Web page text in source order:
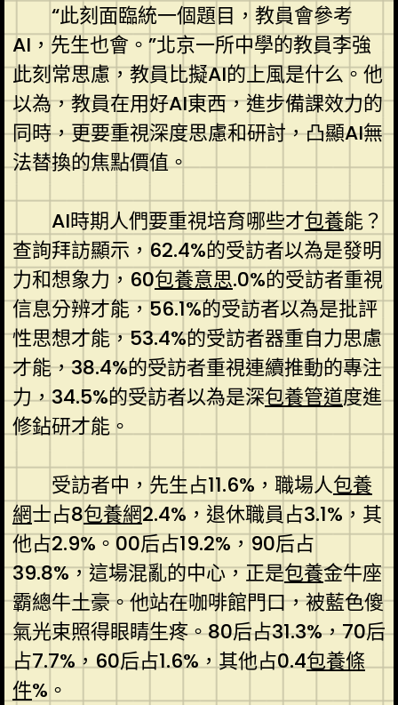
“此刻面臨統一個題目，教員會參考
AI，先生也會。”北京一所中學的教員李強
此刻常思慮，教員比擬AI的上風是什么。他
以為，教員在用好AI東西，進步備課效力的
同時，更要重視深度思慮和研討，凸顯AI無
法替換的焦點價值。
AI時期人們要重視培育哪些才包養能？
查詢拜訪顯示，62.4%的受訪者以為是發明
力和想象力，60包養意思.0%的受訪者重視
信息分辨才能，56.1%的受訪者以為是批評
性思想才能，53.4%的受訪者器重自力思慮
才能，38.4%的受訪者重視連續推動的專注
力，34.5%的受訪者以為是深包養管道度進
修鉆研才能。
受訪者中，先生占11.6%，職場人包養
網士占8包養網2.4%，退休職員占3.1%，其
他占2.9%。00后占19.2%，90后占
39.8%，這場混亂的中心，正是包養金牛座
霸總牛土豪。他站在咖啡館門口，被藍色傻
氣光束照得眼睛生疼。80后占31.3%，70后
占7.7%，60后占1.6%，其他占0.4包養條
件%。